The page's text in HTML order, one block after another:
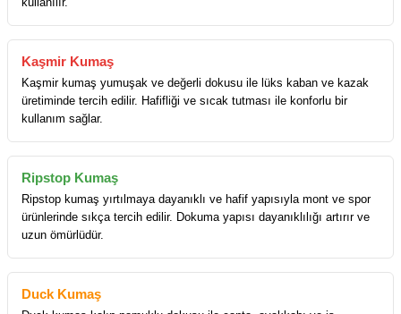
Kaşmir Kumaş
Kaşmir kumaş yumuşak ve değerli dokusu ile lüks kaban ve kazak
üretiminde tercih edilir. Hafifliği ve sıcak tutması ile konforlu bir
kullanım sağlar.
Ripstop Kumaş
Ripstop kumaş yırtılmaya dayanıklı ve hafif yapısıyla mont ve spor
ürünlerinde sıkça tercih edilir. Dokuma yapısı dayanıklılığı artırır ve
uzun ömürlüdür.
Duck Kumaş